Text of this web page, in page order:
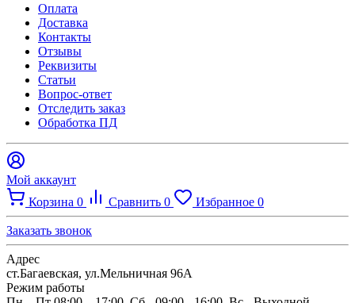
Оплата
Доставка
Контакты
Отзывы
Реквизиты
Статьи
Вопрос-ответ
Отследить заказ
Обработка ПД
Мой аккаунт
Корзина 0 Сравнить 0 Избранное 0
Заказать звонок
Адрес
ст.Багаевская, ул.Мельничная 96А
Режим работы